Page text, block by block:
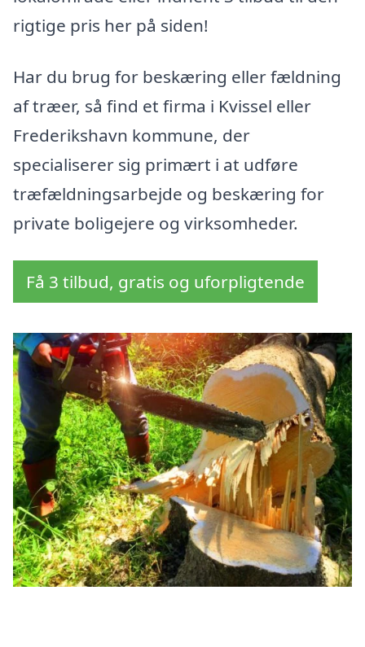
rigtige pris her på siden!
Har du brug for beskæring eller fældning
af træer, så find et firma i Kvissel eller
Frederikshavn kommune, der
specialiserer sig primært i at udføre
træfældningsarbejde og beskæring for
private boligejere og virksomheder.
Få 3 tilbud, gratis og uforpligtende